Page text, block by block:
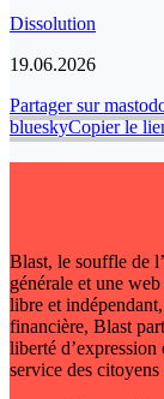
Dissolution
19.06.2026
Partager sur
blueskyCopier le
Blast, le souffle de
générale et une
libre et
financière, Blast
liberté
service des